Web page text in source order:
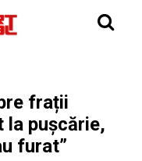
frații
la pușcărie,
furat”